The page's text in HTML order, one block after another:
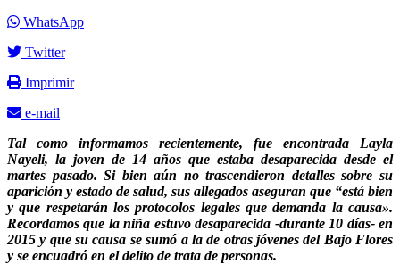
WhatsApp
Twitter
Imprimir
e-mail
Tal como informamos recientemente, fue encontrada Layla
Nayeli, la joven de 14 años que estaba desaparecida desde el
martes pasado.Si bien aún no trascendieron detalles sobre su
aparición y estado de salud, sus allegados aseguran que “está bien
y que respetarán los protocolos legales que demanda la causa».
Recordamos que la niña estuvo desaparecida -durante 10 días- en
2015 y que su causa se sumó a la de otras jóvenes del Bajo Flores
y se encuadró en el delito de trata de personas.